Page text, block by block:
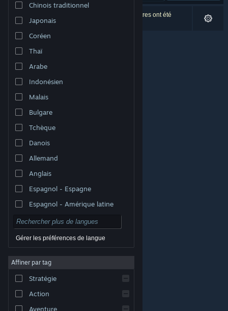
Changer la langue
Télécharger l'application mobile Steam
Voir version ordi. du site
© Valve Corporation. Tous droits réservés. Toutes les
titulaires aux États-Unis et dans d'autres pays.
Accessibilité
Remboursements
Chinois traditionnel
Japonais
Coréen
Thaï
Arabe
Indonésien
Malais
Bulgare
Tchèque
Danois
Allemand
Anglais
Espagnol - Espagne
Espagnol - Amérique latine
Gérer les préférences de langue
Affiner par tag
Stratégie
Action
Aventure
0 résultats correspondent à votre recherche. 2 titres ont été
exclus selon vos préférences.